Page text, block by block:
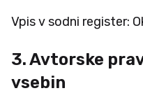
Vpis v sodni register:
3. Avtorske
vsebin